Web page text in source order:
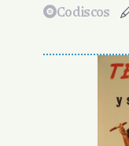
Codiscos